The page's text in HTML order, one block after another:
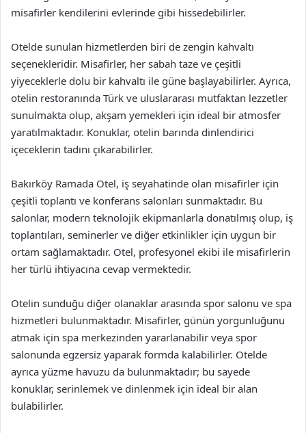
misafirler kendilerini evlerinde gibi hissedebilirler.
Otelde sunulan hizmetlerden biri de zengin kahvaltı
seçenekleridir. Misafirler, her sabah taze ve çeşitli
yiyeceklerle dolu bir kahvaltı ile güne başlayabilirler. Ayrıca,
otelin restoranında Türk ve uluslararası mutfaktan lezzetler
sunulmakta olup, akşam yemekleri için ideal bir atmosfer
yaratılmaktadır. Konuklar, otelin barında dinlendirici
içeceklerin tadını çıkarabilirler.
Bakırköy Ramada Otel, iş seyahatinde olan misafirler için
çeşitli toplantı ve konferans salonları sunmaktadır. Bu
salonlar, modern teknolojik ekipmanlarla donatılmış olup, iş
toplantıları, seminerler ve diğer etkinlikler için uygun bir
ortam sağlamaktadır. Otel, profesyonel ekibi ile misafirlerin
her türlü ihtiyacına cevap vermektedir.
Otelin sunduğu diğer olanaklar arasında spor salonu ve spa
hizmetleri bulunmaktadır. Misafirler, günün yorgunluğunu
atmak için spa merkezinden yararlanabilir veya spor
salonunda egzersiz yaparak formda kalabilirler. Otelde
ayrıca yüzme havuzu da bulunmaktadır; bu sayede
konuklar, serinlemek ve dinlenmek için ideal bir alan
bulabilirler.